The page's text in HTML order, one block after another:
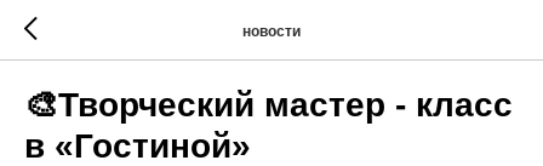
новости
🎨Творческий мастер - класс
в «Гостиной»